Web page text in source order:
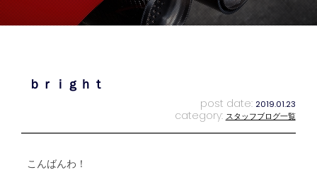
全国納車 特別作業 注文販売
ｂｒｉｇｈｔ
post date: 2019.01.23
category: スタッフブログ一覧
こんばんわ！